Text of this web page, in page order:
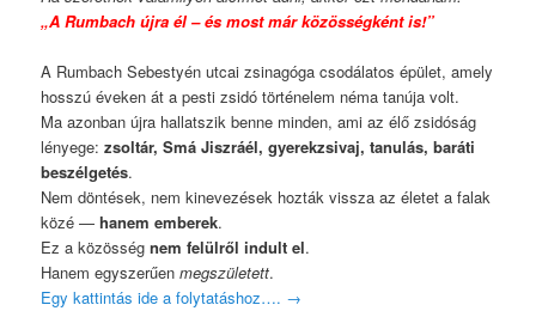
„A Rumbach újra él – és most már közösségként is!”
A Rumbach Sebestyén utcai zsinagóga csodálatos épület, amely
hosszú éveken át a pesti zsidó történelem néma tanúja volt.
Ma azonban újra hallatszik benne minden, ami az élő zsidóság
lényege:zsoltár, Smá Jiszráél, gyerekzsivaj, tanulás, baráti
beszélgetés.
Nem döntések, nem kinevezések hozták vissza az életet a falak
közé —hanem emberek.
Ez a közösségnem felülről indult el.
Hanem egyszerűenmegszületett.
Egy kattintás ide a folytatáshoz…. →